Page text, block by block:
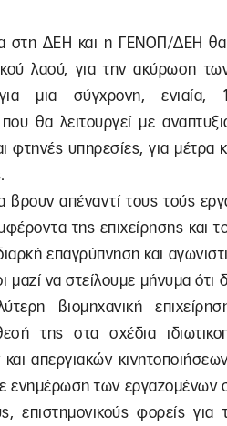
στη ΔΕΗ και η ΓΕΝΟΠ/ΔΕΗ θα
λαού, για την ακύρωση
μια σύγχρονη, ενιαία,
θα λειτουργεί με
φτηνές υπηρεσίες, για μέτρα
βρουν απέναντί τους τούς
της επιχείρησης και
επαγρύπνηση και
μαζί να στείλουμε μήνυμα
βιομηχανική
της στα σχέδια
απεργιακών
των εργαζομένων
επιστημονικούς φορείς